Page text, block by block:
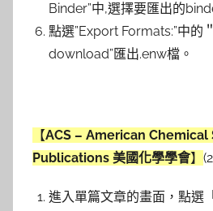
Binder”中,選擇要匯出的
點選”Export Formats:”中的
download”匯出.enw檔。
【ACS – American Chemical
Publications 美國化學學會】
進入單篇文章的畫面，點選